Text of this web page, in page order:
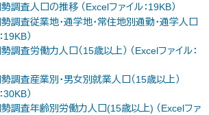
査人口の推移 （Excelファイル：19KB）
査従業地・通学地・常住地別通勤・通学人口
19KB）
査労働力人口（15歳以上） （Excelファイル：
査産業別・男女別就業人口（15歳以上）
30KB）
調査年齢別労働力人口(15歳以上) （Excelファ